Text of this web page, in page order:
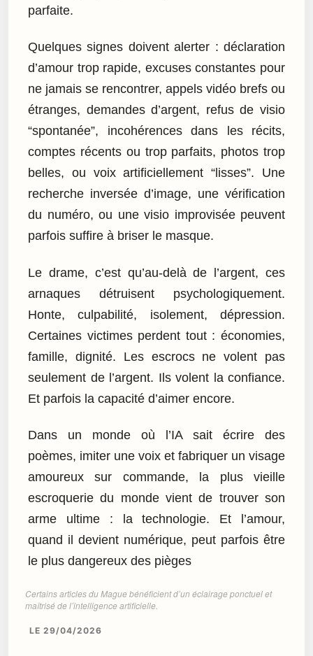
parfaite.
Quelques signes doivent alerter : déclaration
d’amour trop rapide, excuses constantes pour
ne jamais se rencontrer, appels vidéo brefs ou
étranges, demandes d’argent, refus de visio
“spontanée”, incohérences dans les récits,
comptes récents ou trop parfaits, photos trop
belles, ou voix artificiellement “lisses”. Une
recherche inversée d’image, une vérification
du numéro, ou une visio improvisée peuvent
parfois suffire à briser le masque.
Le drame, c’est qu’au-delà de l’argent, ces
arnaques détruisent psychologiquement.
Honte, culpabilité, isolement, dépression.
Certaines victimes perdent tout : économies,
famille, dignité. Les escrocs ne volent pas
seulement de l’argent. Ils volent la confiance.
Et parfois la capacité d’aimer encore.
Dans un monde où l’IA sait écrire des
poèmes, imiter une voix et fabriquer un visage
amoureux sur commande, la plus vieille
escroquerie du monde vient de trouver son
arme ultime : la technologie. Et l’amour,
quand il devient numérique, peut parfois être
le plus dangereux des pièges
Certains articles du Mague bénéficient d’un éclairage ponctuel et
maîtrisé de l’intelligence artificielle.
LE 29/04/2026